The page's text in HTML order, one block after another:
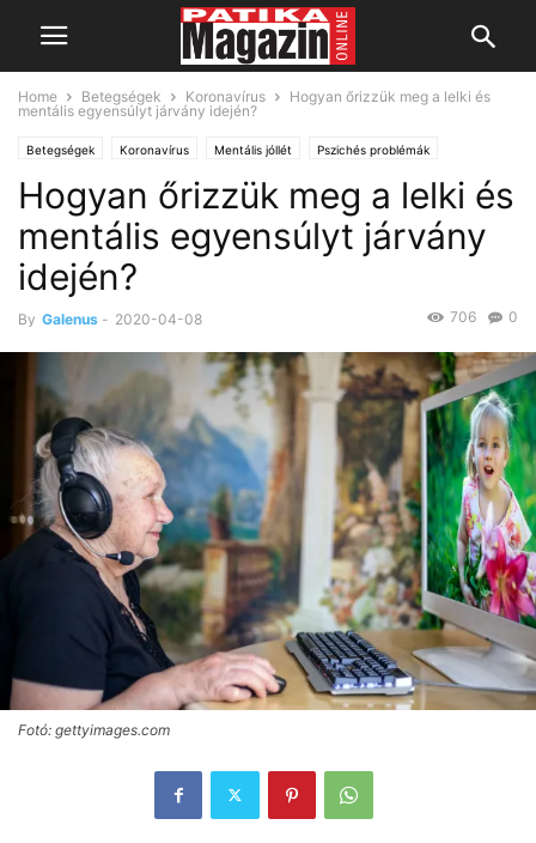
Home Betegségek Koronavírus
Hogyan őrizzük meg a lelki és
mentális egyensúlyt járvány idején?
Betegségek Koronavírus Mentális jóllét Pszichés problémák
Hogyan őrizzük meg a lelki és
mentális egyensúlyt járvány
idején?
By Galenus - 2020-04-08 0
706
Fotó: gettyimages.com